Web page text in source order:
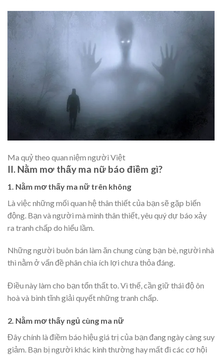
Ma quỷ theo quan niệm người Việt
II. Nằm mơ thấy ma nữ báo điềm gì?
1. Nằm mơ thấy ma nữ trên không
Là việc những mối quan hệ thân thiết của bạn sẽ gặp biến
động. Bạn và người mà mình thân thiết, yêu quý dự báo xảy
ra tranh chấp do hiểu lầm.
Những người buôn bán làm ăn chung cùng bạn bè, người nhà
thì nằm ở vấn đề phân chia ích lợi chưa thỏa đáng.
Điều này làm cho bạn tổn thất to. Vì thế, cần giữ thái độ ôn
hoà và bình tĩnh giải quyết những tranh chấp.
2. Nằm mơ thấy ngủ cùng ma nữ
Đây chính là điềm báo hiệu giá trị của bạn đang ngày càng suy
giảm. Bạn bị người khác kinh thường hay mất đi các cơ hội